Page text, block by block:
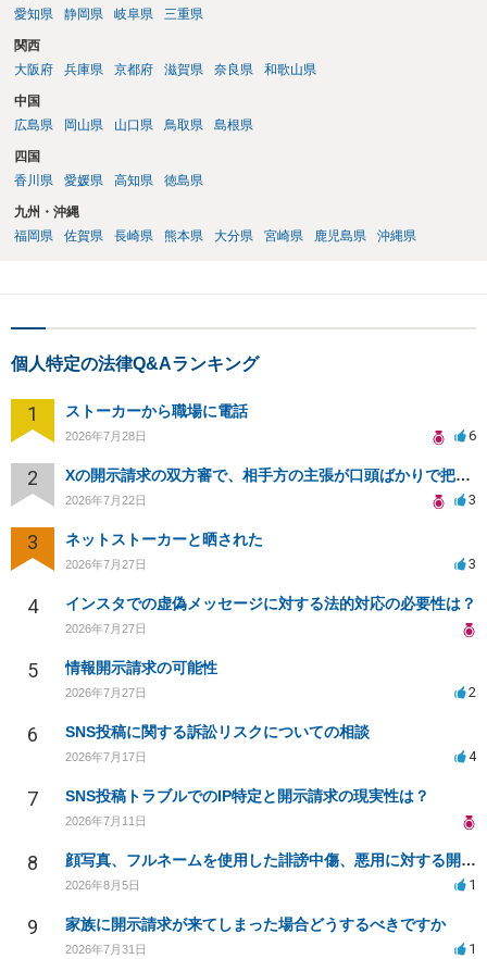
愛知県
静岡県 岐阜県 三重県
関西
大阪府
兵庫県 京都府 滋賀県 奈良県 和歌山県
中国
広島県
岡山県 山口県 鳥取県 島根県
四国
香川県
愛媛県 高知県 徳島県
九州・沖縄
福岡県
佐賀県 長崎県 熊本県 大分県 宮崎県 鹿児島県 沖縄県
個人特定の法律Q&Aランキング
1 ストーカーから職場に電話
2026年7月28日 6
2 Xの開示請求の双方審で、相手方の主張が口頭ばかりで把握しきれません
2026年7月22日 3
3 ネットストーカーと晒された
2026年7月27日 3
4 インスタでの虚偽メッセージに対する法的対応の必要性は？
2026年7月27日
5 情報開示請求の可能性
2026年7月27日 2
6 SNS投稿に関する訴訟リスクについての相談
2026年7月17日 4
7 SNS投稿トラブルでのIP特定と開示請求の現実性は？
2026年7月11日
8 顔写真、フルネームを使用した誹謗中傷、悪用に対する開示請求
2026年8月5日 1
9 家族に開示請求が来てしまった場合どうするべきですか
2026年7月31日 1